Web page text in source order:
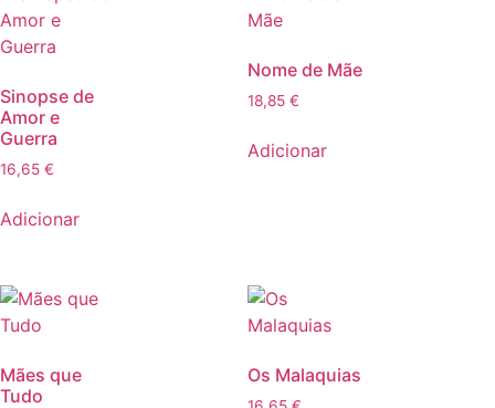
Sinopse de
Amor e
Guerra
16,65 €
Adicionar
Nome de Mãe
18,85 €
Adicionar
Mães que
Tudo
Os Malaquias